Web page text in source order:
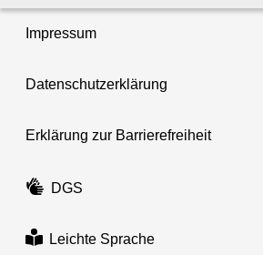
Impressum
Datenschutzerklärung
Erklärung zur Barrierefreiheit
DGS
Leichte Sprache